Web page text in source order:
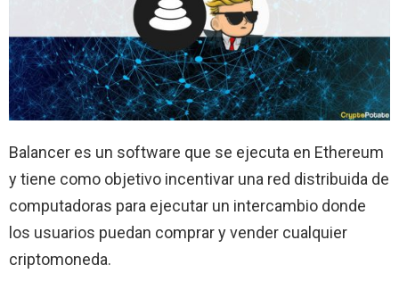
Balancer es un software que se ejecuta en Ethereum
y tiene como objetivo incentivar una red distribuida de
computadoras para ejecutar un intercambio donde
los usuarios puedan comprar y vender cualquier
criptomoneda.